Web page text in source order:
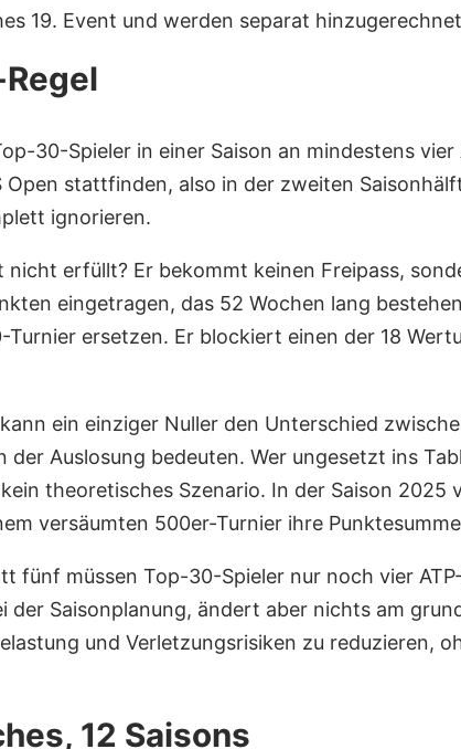
19. Event und werden separat
30-Spieler in einer Saison an mindestens
stattfinden, also in der zweiten
ignorieren.
erfüllt? Er bekommt keinen Freipass,
eingetragen, das 52 Wochen lang
Turnier ersetzen. Er blockiert einen der 18
ein einziger Nuller den Unterschied
Auslosung bedeuten. Wer ungesetzt ins
theoretisches Szenario. In der Saison 2025
versäumten 500er-Turnier ihre
fünf müssen Top-30-Spieler nur noch vier
Saisonplanung, ändert aber nichts am
und Verletzungsrisiken zu reduzieren,
12 Saisons